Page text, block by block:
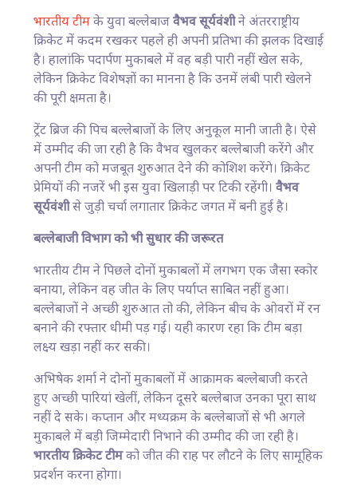
भारतीय टीमके युवा बल्लेबाजवैभव सूर्यवंशीने अंतरराष्ट्रीय
क्रिकेट में कदम रखकर पहले ही अपनी प्रतिभा की झलक दिखाई
है। हालांकि पदार्पण मुकाबले में वह बड़ी पारी नहीं खेल सके,
लेकिन क्रिकेट विशेषज्ञों का मानना है कि उनमें लंबी पारी खेलने
की पूरी क्षमता है।
ट्रेंट ब्रिज की पिच बल्लेबाजों के लिए अनुकूल मानी जाती है। ऐसे
में उम्मीद की जा रही है कि वैभव खुलकर बल्लेबाजी करेंगे और
अपनी टीम को मजबूत शुरुआत देने की कोशिश करेंगे। क्रिकेट
प्रेमियों की नजरें भी इस युवा खिलाड़ी पर टिकी रहेंगी। वैभव
सूर्यवंशीसे जुड़ी चर्चा लगातार क्रिकेट जगत में बनी हुई है।
बल्लेबाजी विभाग को भी सुधार की जरूरत
भारतीय टीम ने पिछले दोनों मुकाबलों में लगभग एक जैसा स्कोर
बनाया, लेकिन वह जीत के लिए पर्याप्त साबित नहीं हुआ।
बल्लेबाजों ने अच्छी शुरुआत तो की, लेकिन बीच के ओवरों में रन
बनाने की रफ्तार धीमी पड़ गई। यही कारण रहा कि टीम बड़ा
लक्ष्य खड़ा नहीं कर सकी।
अभिषेक शर्मा ने दोनों मुकाबलों में आक्रामक बल्लेबाजी करते
हुए अच्छी पारियां खेलीं, लेकिन दूसरे बल्लेबाज उनका पूरा साथ
नहीं दे सके। कप्तान और मध्यक्रम के बल्लेबाजों से भी अगले
मुकाबले में बड़ी जिम्मेदारी निभाने की उम्मीद की जा रही है।
भारतीय क्रिकेट टीमको जीत की राह पर लौटने के लिए सामूहिक
प्रदर्शन करना होगा।